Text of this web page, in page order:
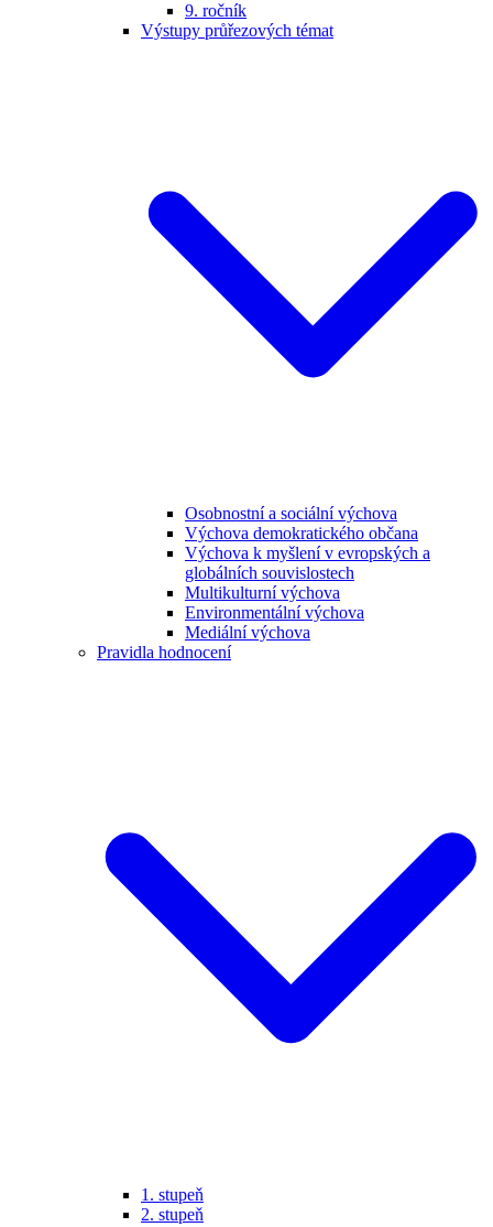
9. ročník
Výstupy průřezových témat
Osobnostní a sociální výchova
Výchova demokratického občana
Výchova k myšlení v evropských a
globálních souvislostech
Multikulturní výchova
Environmentální výchova
Mediální výchova
Pravidla hodnocení
1. stupeň
2. stupeň